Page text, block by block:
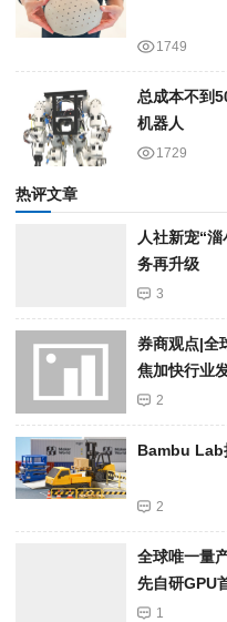
1749
总成本不到
机器人
1729
热评文章
人社新宠“
务再升级
3
券商观点|全
焦加快行业
2
Bambu
2
全球唯一量
先自研GPU
1